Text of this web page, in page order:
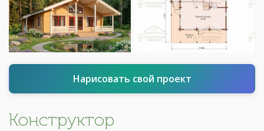
Нарисовать свой проект
Конструктор